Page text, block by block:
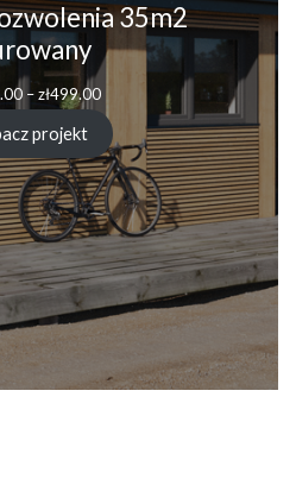
35m2
– zł499.00
projekt